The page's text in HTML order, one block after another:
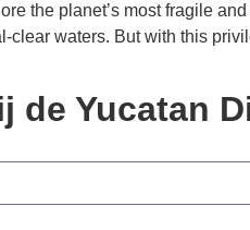
the planet’s most fragile
clear waters. But with this
de Yucatan